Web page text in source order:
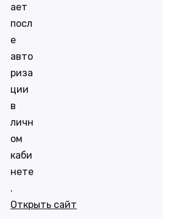
ает
посл
е
авто
риза
ции
в
личн
ом
каби
нете
.
Открыть сайт